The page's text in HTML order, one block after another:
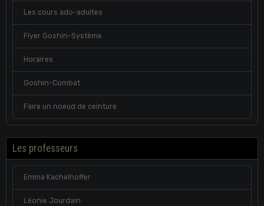
Les cours ado-adultes
Flyer Goshin-Système
Horaires
Goshin-Combat
Faire un noeud de ceinture
Les professeurs
Emma Kachelhoffer
Léonie Jourdain